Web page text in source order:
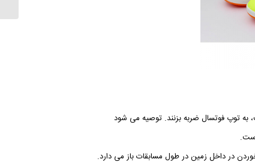
به توپ فوتسال ضربه بزنند. توصیه می شود
در داخل زمین در طول مسابقات باز می دارد.